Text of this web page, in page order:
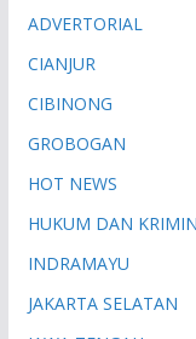
ADVERTORIAL
CIANJUR
CIBINONG
GROBOGAN
HOT NEWS
HUKUM DAN
INDRAMAYU
JAKARTA SELATAN